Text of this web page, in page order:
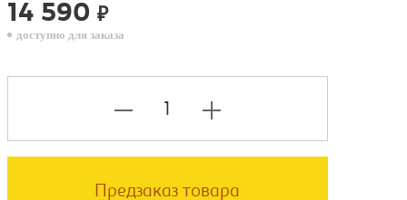
14 590 ₽
доступно для заказа
Предзаказ товара